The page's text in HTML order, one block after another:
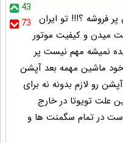
43
73
پر فروشه ؟!!! تو ایران
میدن و کیفیت موتور
نمیشه مهم نیست پر
خود ماشین مهمه بعد آپشن
رو لازم بدونه نه برای
علت تویوتا در خارج
در تمام سگمنت ها و